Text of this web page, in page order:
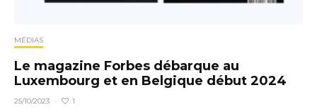
MÉDIAS
Le magazine Forbes débarque au
Luxembourg et en Belgique début 2024
25/10/2023 · 1